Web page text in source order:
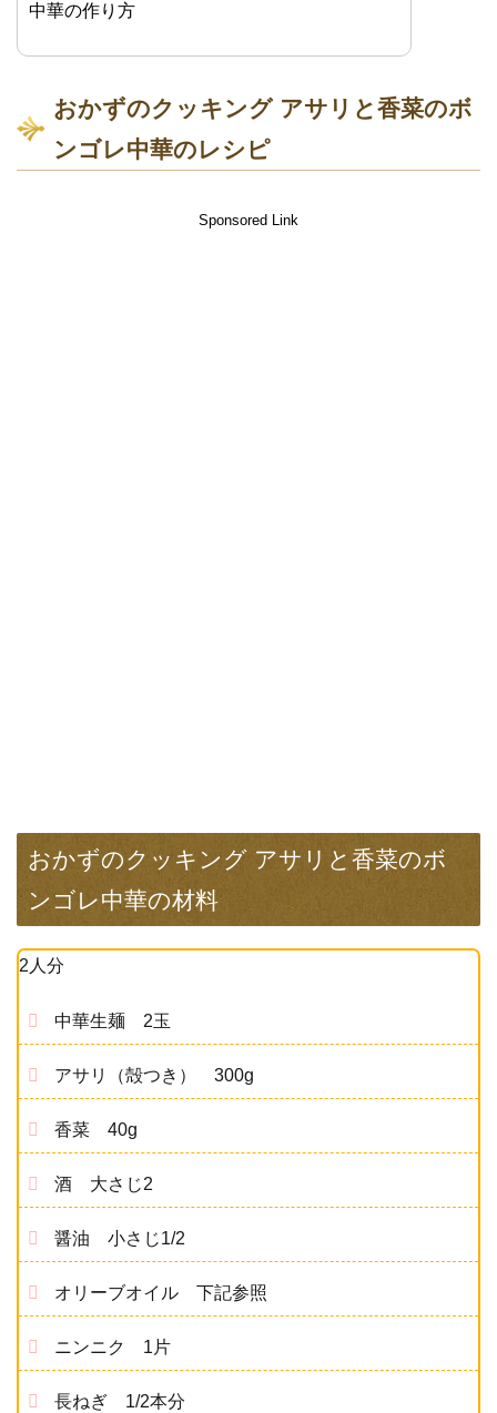
中華の作り方
おかずのクッキング アサリと香菜のボ
ンゴレ中華のレシピ
Sponsored Link
おかずのクッキング アサリと香菜のボ
ンゴレ中華の材料
2人分
中華生麺 2玉
アサリ（殻つき） 300g
香菜 40g
酒 大さじ2
醤油 小さじ1/2
オリーブオイル 下記参照
ニンニク 1片
長ねぎ 1/2本分